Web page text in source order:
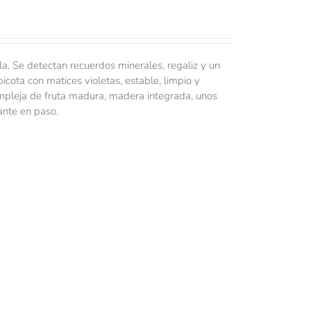
Se detectan recuerdos minerales, regaliz y un
con matices violetas, estable, limpio y
de fruta madura, madera integrada, unos
en paso.